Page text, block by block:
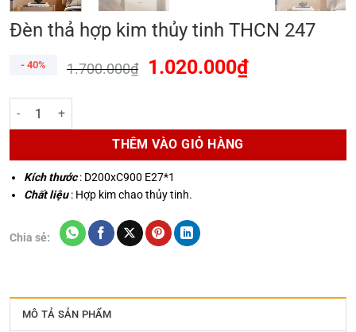
Đèn thả hợp kim thủy tinh THCN 247
- 40% 1.700.000₫ 1.020.000₫
Đèn thả hợp kim thủy tinh THCN 247 số lượng
THÊM VÀO GIỎ HÀNG
Kích thước: D200xC900 E27*1
Chất liệu: Hợp kim chao thủy tinh.
Chia sẻ:
MÔ TẢ SẢN PHẨM